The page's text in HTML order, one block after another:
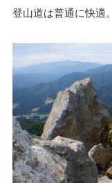
登山道は普通に快適。